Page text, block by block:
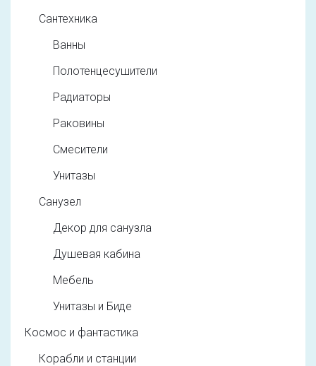
Сантехника
Ванны
Полотенцесушители
Радиаторы
Раковины
Смесители
Унитазы
Санузел
Декор для санузла
Душевая кабина
Мебель
Унитазы и Биде
Космос и фантастика
Корабли и станции